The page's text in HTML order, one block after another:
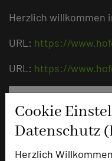
Cookie
Datenschutz
Herzlich
Herzlich willkommen
URL: https://
URL: https://